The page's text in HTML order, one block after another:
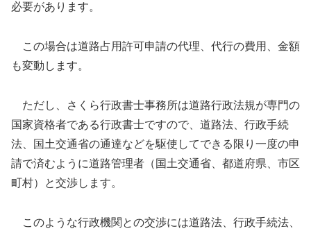
必要があります。
この場合は道路占用許可申請の代理、代行の費用、金額
も変動します。
ただし、さくら行政書士事務所は道路行政法規が専門の
国家資格者である行政書士ですので、道路法、行政手続
法、国土交通省の通達などを駆使してできる限り一度の申
請で済むように道路管理者（国土交通省、都道府県、市区
町村）と交渉します。
このような行政機関との交渉には道路法、行政手続法、